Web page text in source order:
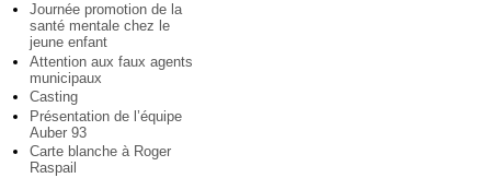
Journée promotion de la
santé mentale chez le
jeune enfant
Attention aux faux agents
municipaux
Casting
Présentation de l’équipe
Auber 93
Carte blanche à Roger
Raspail